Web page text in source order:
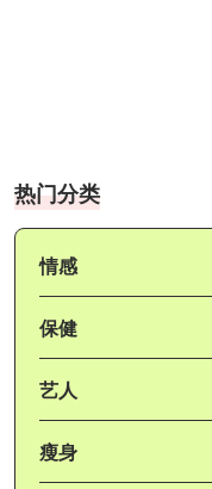
热门分类
情感
保健
艺人
瘦身